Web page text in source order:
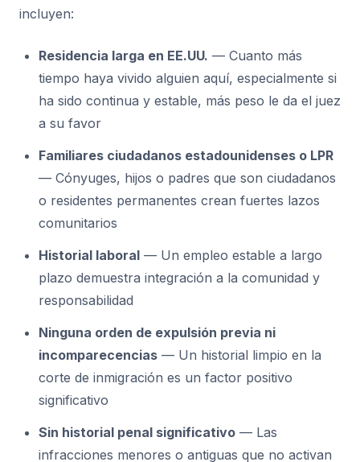
incluyen:
Residencia larga en EE.UU. — Cuanto más
tiempo haya vivido alguien aquí, especialmente si
ha sido continua y estable, más peso le da el juez
a su favor
Familiares ciudadanos estadounidenses o LPR
— Cónyuges, hijos o padres que son ciudadanos
o residentes permanentes crean fuertes lazos
comunitarios
Historial laboral — Un empleo estable a largo
plazo demuestra integración a la comunidad y
responsabilidad
Ninguna orden de expulsión previa ni
incomparecencias — Un historial limpio en la
corte de inmigración es un factor positivo
significativo
Sin historial penal significativo — Las
infracciones menores o antiguas que no activan